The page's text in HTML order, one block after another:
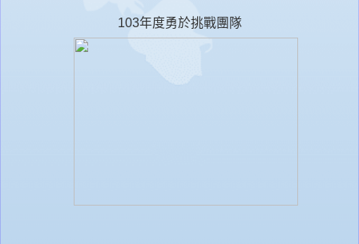
103年度勇於挑戰團隊